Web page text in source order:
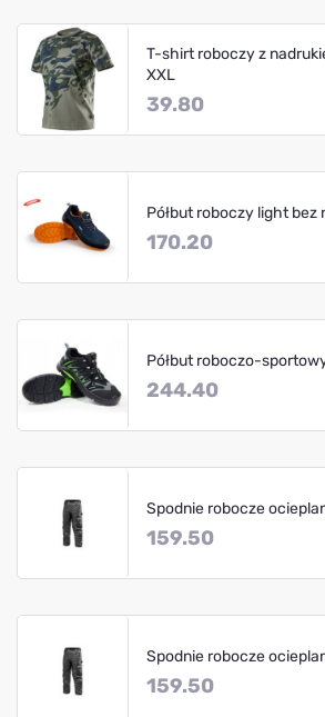
T-shirt roboczy z
XXL
39.80
Półbut roboczy light bez
170.20
Półbut roboczo-
244.40
Spodnie robocze
159.50
Spodnie robocze
159.50